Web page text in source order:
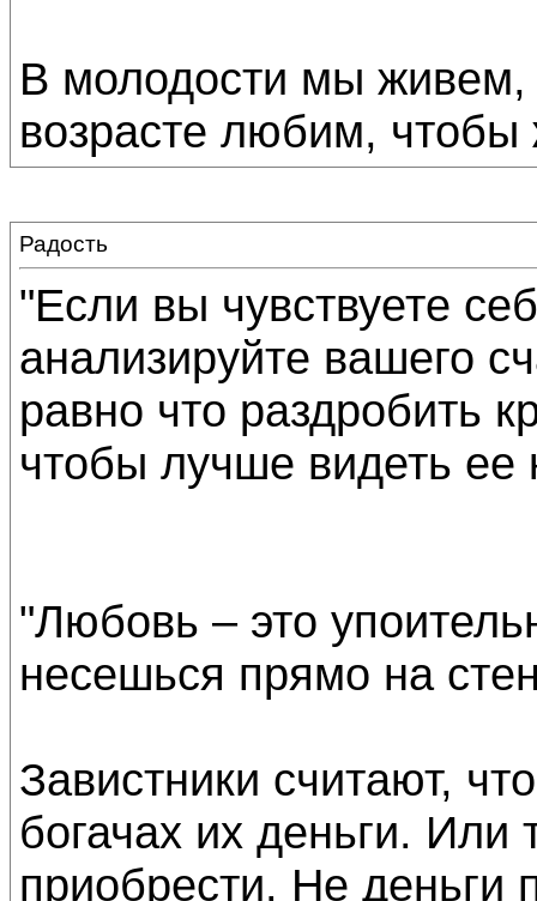
В молодости мы
возрасте любим, чтобы
Радость
"Если вы чувствуете
анализируйте вашего
равно что раздробить
чтобы лучше видеть ее
"Любовь – это
несешься прямо на
Завистники считают,
богачах их деньги. Или
приобрести. Не